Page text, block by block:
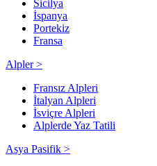
Sicilya
İspanya
Portekiz
Fransa
Alpler >
Fransız Alpleri
İtalyan Alpleri
İsviçre Alpleri
Alplerde Yaz Tatili
Asya Pasifik >